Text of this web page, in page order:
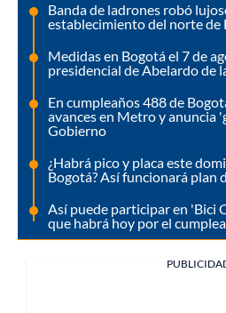
Banda de ladrones robó
establecimiento del norte de
Medidas en Bogotá el 7 de
presidencial de Abelardo de
En cumpleaños 488 de
avances en Metro y anuncia
Gobierno
¿Habrá pico y placa este
Bogotá? Así funcionará plan
Así puede participar en 'Bici
que habrá hoy por el